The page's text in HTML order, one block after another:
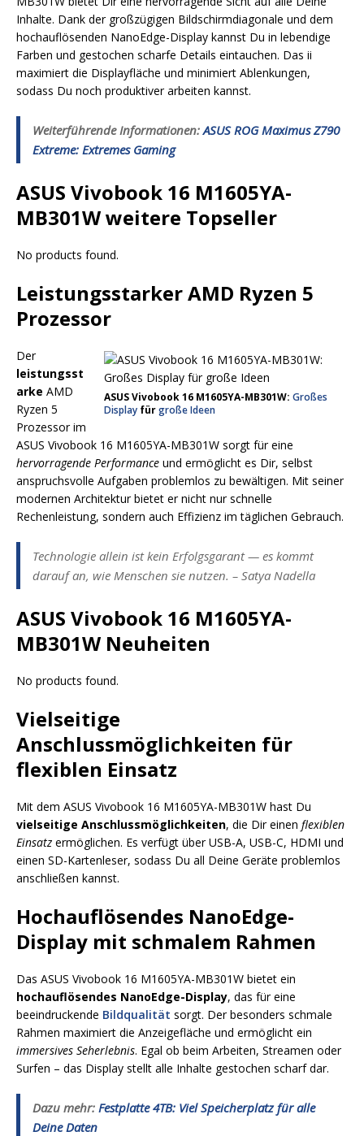
Inhalte. Dank der großzügigen Bildschirmdiagonale und dem
hochauflösenden NanoEdge-Display kannst Du in lebendige
Farben und gestochen scharfe Details eintauchen. Das ii
maximiert die Displayfläche und minimiert Ablenkungen,
sodass Du noch produktiver arbeiten kannst.
Weiterführende Informationen:ASUS ROG Maximus Z790
Extreme: Extremes Gaming
ASUS Vivobook 16 M1605YA-
MB301W weitere Topseller
No products found.
Leistungsstarker AMD Ryzen 5
Prozessor
ASUS Vivobook 16 M1605YA-MB301W: Großes
Display fürgroße Ideen
Der
leistungsst
arke AMD
Ryzen 5
Prozessor im
ASUS Vivobook 16 M1605YA-MB301W sorgt für eine
hervorragende Performance und ermöglicht es Dir, selbst
anspruchsvolle Aufgaben problemlos zu bewältigen. Mit seiner
modernen Architektur bietet er nicht nur schnelle
Rechenleistung, sondern auch Effizienz im täglichen Gebrauch.
Technologie allein ist kein Erfolgsgarant — es kommt
darauf an, wie Menschen sie nutzen. – Satya Nadella
ASUS Vivobook 16 M1605YA-
MB301W Neuheiten
No products found.
Vielseitige
Anschlussmöglichkeiten für
flexiblen Einsatz
Mit dem ASUS Vivobook 16 M1605YA-MB301W hast Du
vielseitige Anschlussmöglichkeiten, die Dir einen flexiblen
Einsatz ermöglichen. Es verfügt über USB-A, USB-C, HDMI und
einen SD-Kartenleser, sodass Du all Deine Geräte problemlos
anschließen kannst.
Hochauflösendes NanoEdge-
Display mit schmalem Rahmen
Das ASUS Vivobook 16 M1605YA-MB301W bietet ein
hochauflösendes NanoEdge-Display, das für eine
beeindruckende Bildqualität sorgt. Der besonders schmale
Rahmen maximiert die Anzeigefläche und ermöglicht ein
immersives Seherlebnis. Egal ob beim Arbeiten, Streamen oder
Surfen – das Display stellt alle Inhalte gestochen scharf dar.
Dazu mehr: Festplatte 4TB: Viel Speicherplatz für alle
Deine Daten